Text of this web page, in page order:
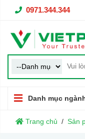
0971.344.344
Danh mục
Trang chủ Sản